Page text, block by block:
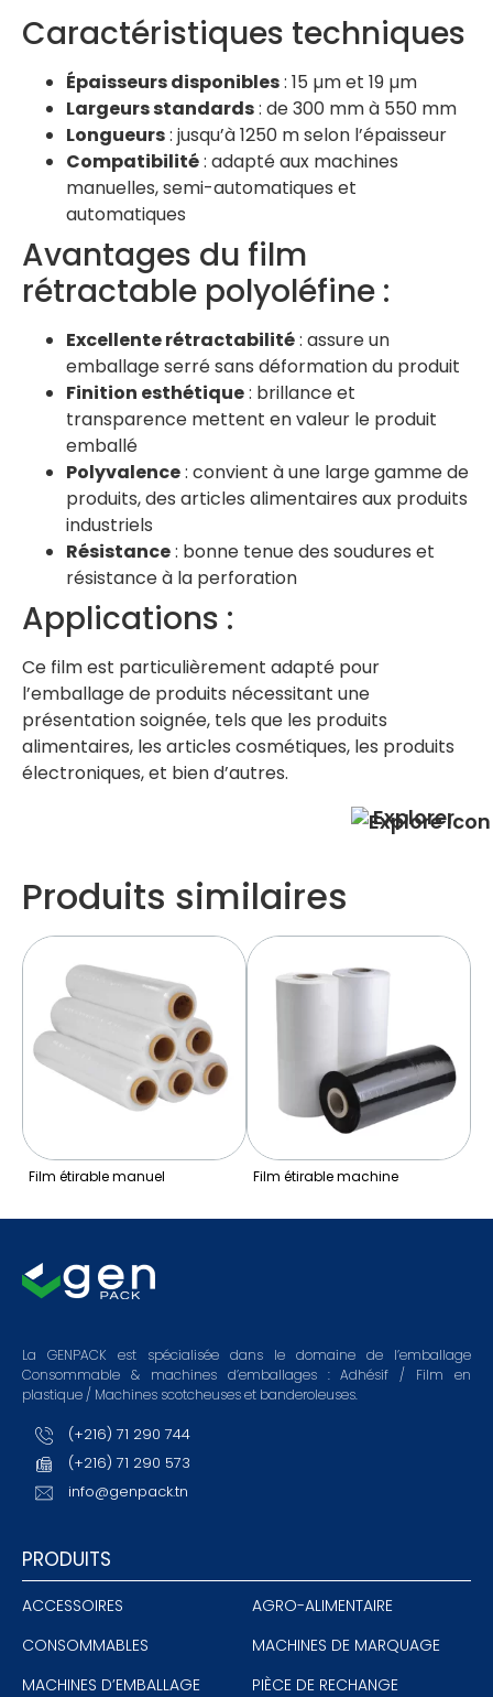
Caractéristiques techniques
Épaisseurs disponibles: 15 µm et 19 µm
Largeurs standards: de 300 mm à 550 mm
Longueurs: jusqu’à 1250 m selon l’épaisseur
Compatibilité: adapté aux machines
manuelles, semi-automatiques et
automatiques ​
Avantages du film
rétractable polyoléfine :
Excellente rétractabilité: assure un
emballage serré sans déformation du produit
Finition esthétique: brillance et
transparence mettent en valeur le produit
emballé
Polyvalence: convient à une large gamme de
produits, des articles alimentaires aux produits
industriels
Résistance: bonne tenue des soudures et
résistance à la perforation
Applications :
Ce film est particulièrement adapté pour
l’emballage de produits nécessitant une
présentation soignée, tels que les produits
alimentaires, les articles cosmétiques, les produits
électroniques, et bien d’autres.​
Explorer
Produits similaires
Film étirable manuel Film étirable machine
La GENPACK est spécialisée dans le domaine de l’emballage
Consommable & machines d’emballages : Adhésif / Film en
plastique / Machines scotcheuses et banderoleuses.
(+216) 71 290 744
(+216) 71 290 573
info@genpack.tn
PRODUITS
ACCESSOIRES
AGRO-ALIMENTAIRE
CONSOMMABLES
MACHINES DE MARQUAGE
MACHINES D’EMBALLAGE
PIÈCE DE RECHANGE